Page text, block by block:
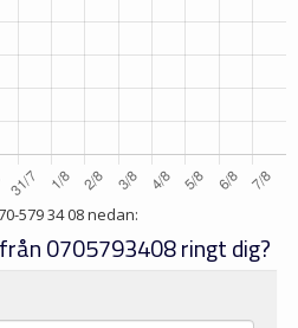
579 34 08nedan:
0705793408 ringt dig?